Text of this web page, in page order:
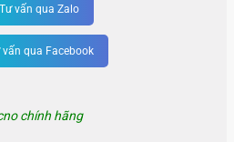
Tư vấn qua Zalo
vấn qua Facebook
chính hãng